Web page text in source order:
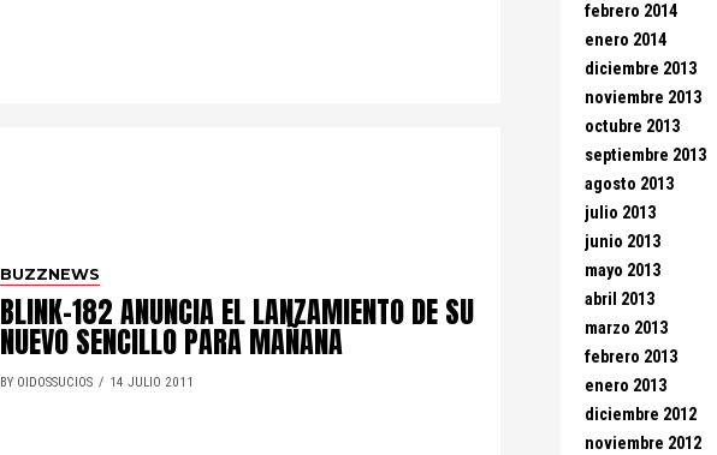
BUZZNEWS
BLINK-182 ANUNCIA EL LANZAMIENTO DE SU
NUEVO SENCILLO PARA MAÑANA
BY OIDOSSUCIOS 14 JULIO 2011
febrero 2014
enero 2014
diciembre 2013
noviembre 2013
octubre 2013
septiembre 2013
agosto 2013
julio 2013
junio 2013
mayo 2013
abril 2013
marzo 2013
febrero 2013
enero 2013
diciembre 2012
noviembre 2012